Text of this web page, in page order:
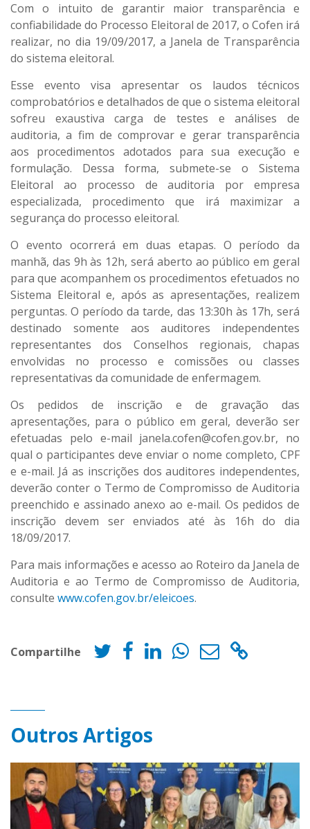
Com o intuito de garantir maior transparência e
confiabilidade do Processo Eleitoral de 2017, o Cofen irá
realizar, no dia 19/09/2017, a Janela de Transparência
do sistema eleitoral.
Esse evento visa apresentar os laudos técnicos
comprobatórios e detalhados de que o sistema eleitoral
sofreu exaustiva carga de testes e análises de
auditoria, a fim de comprovar e gerar transparência
aos procedimentos adotados para sua execução e
formulação. Dessa forma, submete-se o Sistema
Eleitoral ao processo de auditoria por empresa
especializada, procedimento que irá maximizar a
segurança do processo eleitoral.
O evento ocorrerá em duas etapas. O período da
manhã, das 9h às 12h, será aberto ao público em geral
para que acompanhem os procedimentos efetuados no
Sistema Eleitoral e, após as apresentações, realizem
perguntas. O período da tarde, das 13:30h às 17h, será
destinado somente aos auditores independentes
representantes dos Conselhos regionais, chapas
envolvidas no processo e comissões ou classes
representativas da comunidade de enfermagem.
Os pedidos de inscrição e de gravação das
apresentações, para o público em geral, deverão ser
efetuadas pelo e-mail janela.cofen@cofen.gov.br, no
qual o participantes deve enviar o nome completo, CPF
e e-mail. Já as inscrições dos auditores independentes,
deverão conter o Termo de Compromisso de Auditoria
preenchido e assinado anexo ao e-mail. Os pedidos de
inscrição devem ser enviados até às 16h do dia
18/09/2017.
Para mais informações e acesso ao Roteiro da Janela de
Auditoria e ao Termo de Compromisso de Auditoria,
consulte www.cofen.gov.br/eleicoes.
Compartilhe
Outros Artigos